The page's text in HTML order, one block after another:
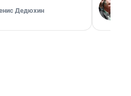
Дедюхин